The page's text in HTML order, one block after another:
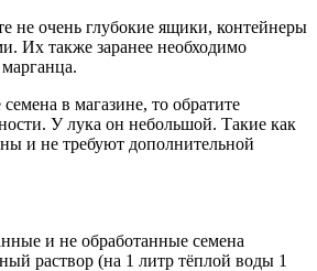
не очень глубокие ящики, контейнеры
Их также заранее необходимо
в магазине, то обратите
У лука он небольшой. Такие как
и не требуют дополнительной
и не обработанные семена
раствор (на 1 литр тёплой воды 1